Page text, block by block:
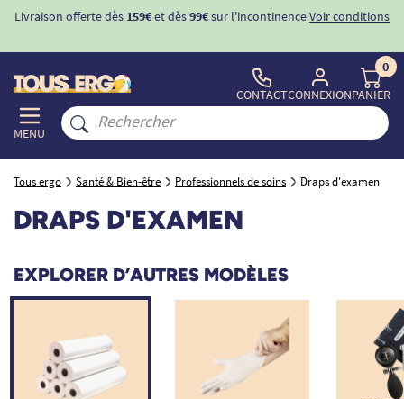
Livraison offerte dès 159€et dès99€sur l'incontinenceVoir conditions
MENU
CONTACTCONNEXION
0
PANIER
Tous ergo Santé & Bien-être Professionnels de soins Draps d'examen
DRAPS D'EXAMEN
EXPLORER D’AUTRES MODÈLES